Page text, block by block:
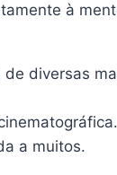
à
diversas
a muitos.